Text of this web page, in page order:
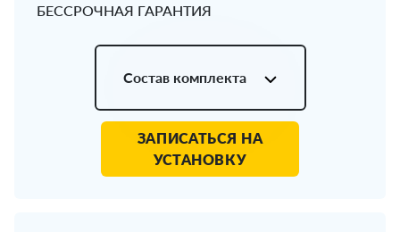
БЕССРОЧНАЯ ГАРАНТИЯ
Состав комплекта
ЗАПИСАТЬСЯ НА
УСТАНОВКУ